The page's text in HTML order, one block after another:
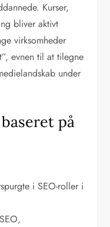
Kurser,
bliver aktivt
virksomheder
evnen til at tilegne
under
på
i SEO-roller i